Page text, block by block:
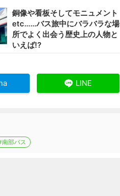
銅像や看板そしてモニュメント
etc……バス旅中にバラバラな場
所でよく出会う歴史上の人物と
いえば!?
LINE
南部バス